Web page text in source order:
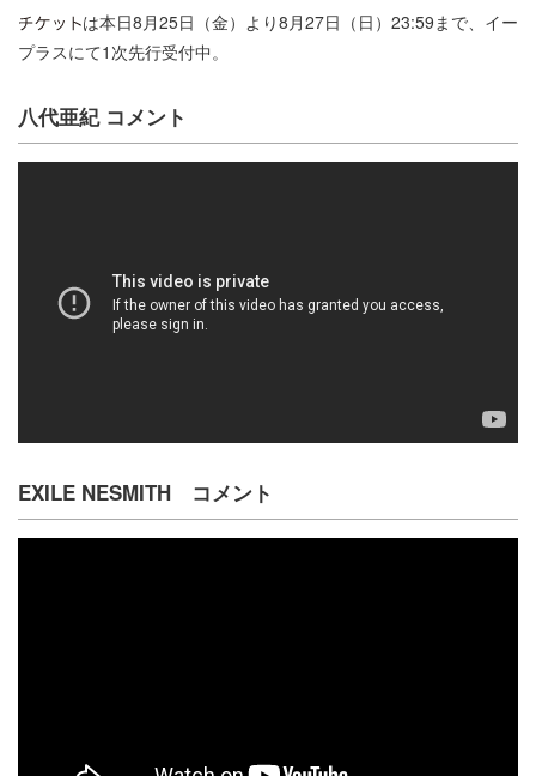
は本日8月25日（金）より8月27日（日）23:59まで、イー
プラスにて1次先行受付中。
八代亜紀 コメント
EXILE NESMITH コメント